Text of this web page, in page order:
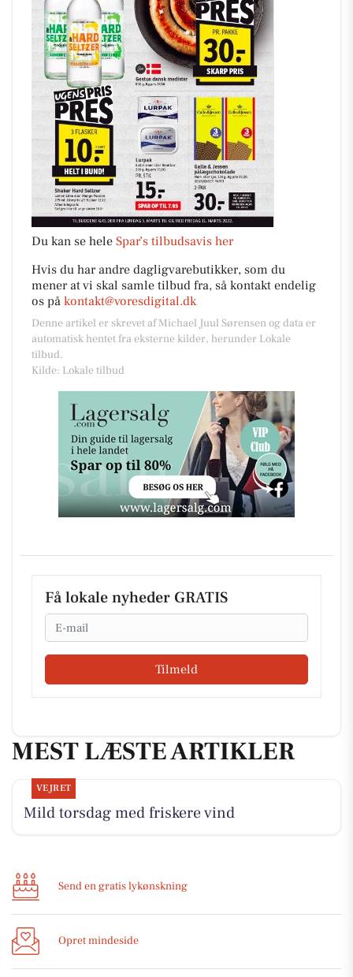
Du kan se hele Spar’s tilbudsavis her
Hvis du har andre dagligvarebutikker, som du
mener at vi skal samle tilbud fra, så kontakt endelig
os på kontakt@voresdigital.dk
Denne artikel er skrevet af Michael Juul Sørensen og data er
automatisk hentet fra eksterne kilder, herunder Lokale
tilbud.
Kilde: Lokale tilbud
Få lokale nyheder GRATIS
Email
Tilmeld
MEST LÆSTE ARTIKLER
VEJRET
Mild torsdag med friskere vind
Send en gratis lykønskning
Opret mindeside